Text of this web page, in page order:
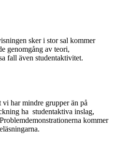
sker i stor sal kommer
genomgång av teori,
fall även studentaktivitet.
har mindre grupper än på
ha studentaktiva inslag,
kommer